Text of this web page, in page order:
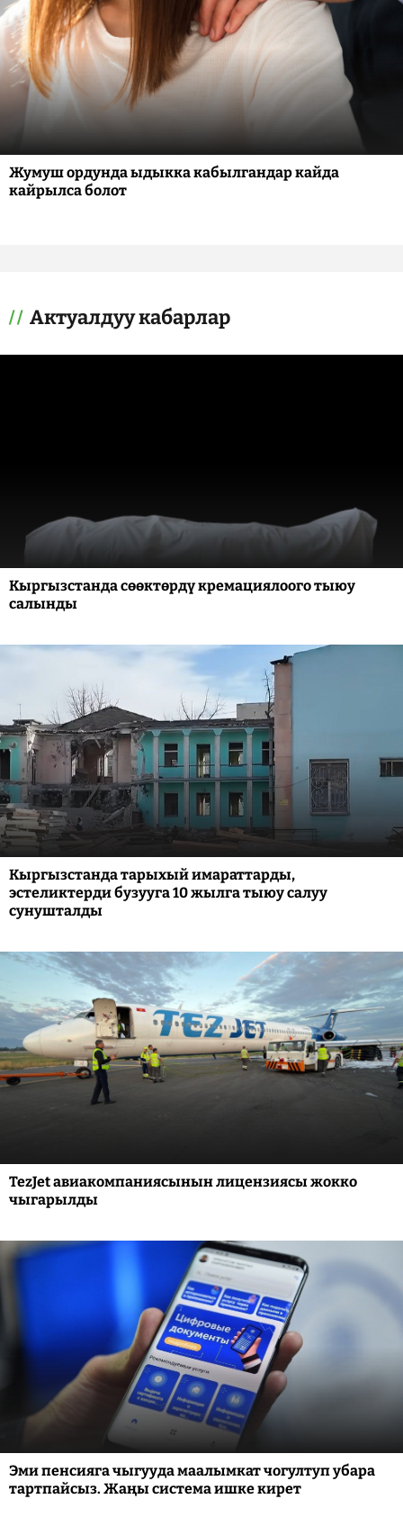
Жумуш ордунда ыдыкка кабылгандар кайда
кайрылса болот
Актуалдуу кабарлар
Кыргызстанда сөөктөрдү кремациялоого тыюу
салынды
Кыргызстанда тарыхый имараттарды,
эстеликтерди бузууга 10 жылга тыюу салуу
сунушталды
TezJet авиакомпаниясынын лицензиясы жокко
чыгарылды
Эми пенсияга чыгууда маалымкат чогултуп убара
тартпайсыз. Жаңы система ишке кирет